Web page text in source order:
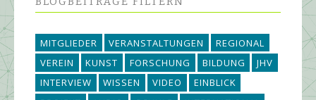
MITGLIEDER VERANSTALTUNGEN
REGIONAL
VEREIN
KUNST FORSCHUNG BILDUNG
JHV
INTERVIEW
WISSEN VIDEO
EINBLICK